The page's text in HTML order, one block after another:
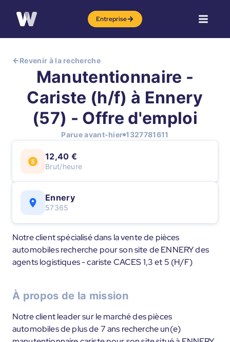
Entreprise
Revenir à la recherche
Manutentionnaire -
Cariste (h/f) à Ennery
(57) - Offre d'emploi
Parue avant-hier 1327781611
12,40 €
Brut/heure
Ennery
57365
Notre client spécialisé dans la vente de pièces
automobiles recherche pour son site de ENNERY des
agents logistiques - cariste CACES 1,3 et 5 (H/F)
À propos de la mission
Notre client leader sur le marché des pièces
automobiles de plus de 7 ans recherche un(e)